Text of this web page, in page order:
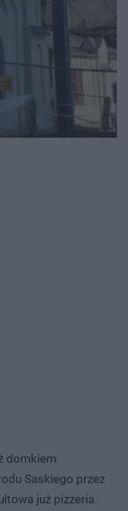
domkiem
Saskiego przez
już pizzeria.